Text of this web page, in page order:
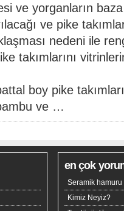
ve yorganların
ve pike
nedeni ile
takımlarını
boy pike
ve …
en çok
Seramik hamuru
Kimiz Neyiz?